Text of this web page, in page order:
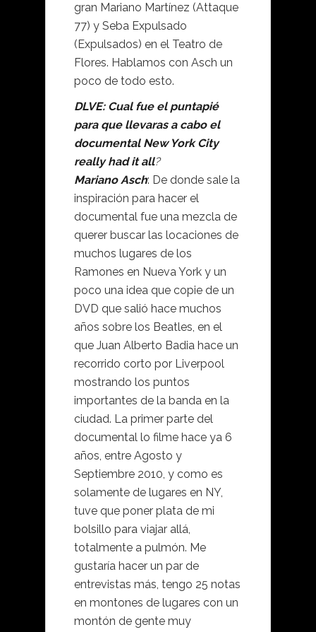
gran Mariano Martínez (Attaque
77) y Seba Expulsado
(Expulsados) en el Teatro de
Flores. Hablamos con Asch un
poco de todo esto.
DLVE: Cual fue el puntapié
para que llevaras a cabo el
documental New York City
really had it all?
Mariano Asch: De donde sale la
inspiración para hacer el
documental fue una mezcla de
querer buscar las locaciones de
muchos lugares de los
Ramones en Nueva York y un
poco una idea que copie de un
DVD que salió hace muchos
años sobre los Beatles, en el
que Juan Alberto Badia hace un
recorrido corto por Liverpool
mostrando los puntos
importantes de la banda en la
ciudad. La primer parte del
documental lo filme hace ya 6
años, entre Agosto y
Septiembre 2010, y como es
solamente de lugares en NY,
tuve que poner plata de mi
bolsillo para viajar allá,
totalmente a pulmón. Me
gustaría hacer un par de
entrevistas más, tengo 25 notas
en montones de lugares con un
montón de gente muy